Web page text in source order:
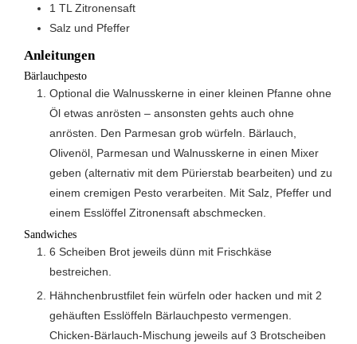
1 TL Zitronensaft
Salz und Pfeffer
Anleitungen
Bärlauchpesto
Optional die Walnusskerne in einer kleinen Pfanne ohne
Öl etwas anrösten – ansonsten gehts auch ohne
anrösten. Den Parmesan grob würfeln. Bärlauch,
Olivenöl, Parmesan und Walnusskerne in einen Mixer
geben (alternativ mit dem Pürierstab bearbeiten) und zu
einem cremigen Pesto verarbeiten. Mit Salz, Pfeffer und
einem Esslöffel Zitronensaft abschmecken.
Sandwiches
6 Scheiben Brot jeweils dünn mit Frischkäse
bestreichen.
Hähnchenbrustfilet fein würfeln oder hacken und mit 2
gehäuften Esslöffeln Bärlauchpesto vermengen.
Chicken-Bärlauch-Mischung jeweils auf 3 Brotscheiben